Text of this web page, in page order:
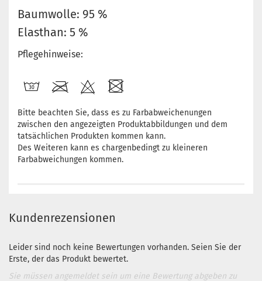
Baumwolle: 95 %
Elasthan: 5 %
Pflegehinweise:
Bitte beachten Sie, dass es zu Farbabweichenungen
zwischen den angezeigten Produktabbildungen und dem
tatsächlichen Produkten kommen kann.
Des Weiteren kann es chargenbedingt zu kleineren
Farbabweichungen kommen.
Kundenrezensionen
Leider sind noch keine Bewertungen vorhanden. Seien Sie der
Erste, der das Produkt bewertet.
Sie müssen angemeldet sein um eine Bewertung abgeben zu